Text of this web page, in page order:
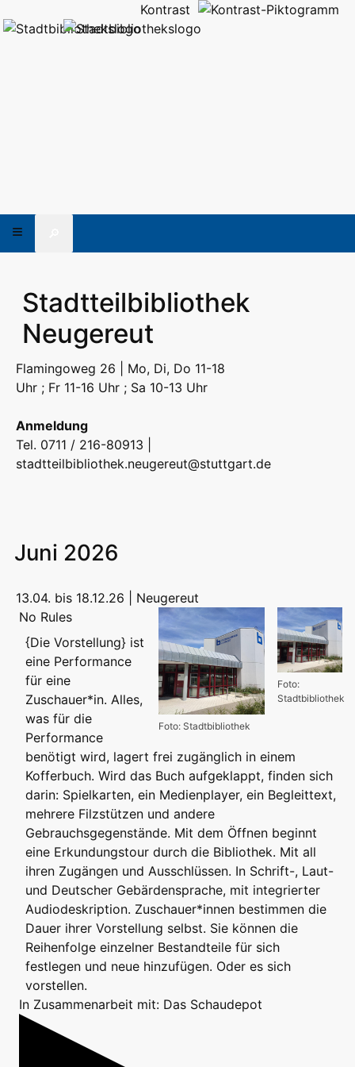
Kontrast
Stadtteilbibliothek
Neugereut
Flamingoweg 26 | Mo, Di, Do 11-18
Uhr ; Fr 11-16 Uhr ; Sa 10-13 Uhr
Anmeldung
Tel. 0711 / 216-80913 |
stadtteilbibliothek.neugereut@stuttgart.de
Juni 2026
13.04. bis 18.12.26 | Neugereut
Foto:
Stadtbibliothek
Foto: Stadtbibliothek
No Rules
{Die Vorstellung} ist
eine Performance
für eine
Zuschauer*in. Alles,
was für die
Performance
benötigt wird, lagert frei zugänglich in einem
Kofferbuch. Wird das Buch aufgeklappt, finden sich
darin: Spielkarten, ein Medienplayer, ein Begleittext,
mehrere Filzstützen und andere
Gebrauchsgegenstände. Mit dem Öffnen beginnt
eine Erkundungstour durch die Bibliothek. Mit all
ihren Zugängen und Ausschlüssen. In Schrift-, Laut-
und Deutscher Gebärdensprache, mit integrierter
Audiodeskription. Zuschauer*innen bestimmen die
Dauer ihrer Vorstellung selbst. Sie können die
Reihenfolge einzelner Bestandteile für sich
festlegen und neue hinzufügen. Oder es sich
vorstellen.
In Zusammenarbeit mit: Das Schaudepot